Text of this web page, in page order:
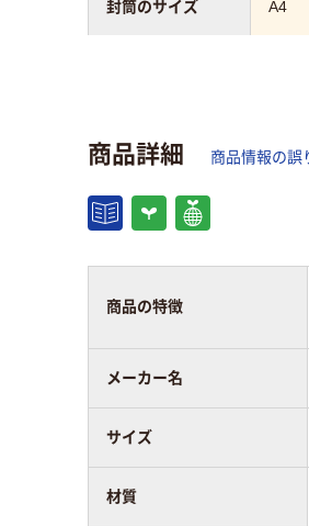
A4
封筒のサイズ
マチの有無
スコア
商品詳細 商品情報の誤
商品の特徴
メーカー名
サイズ
材質